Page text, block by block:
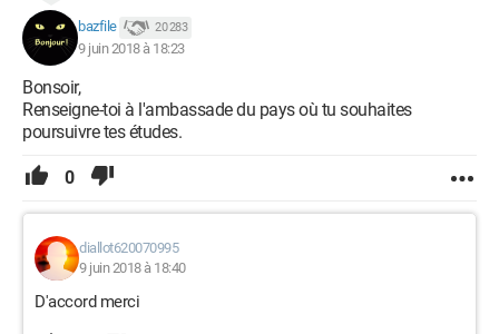
bazfile 20 283
9 juin 2018 à 18:23
Bonsoir,
Renseigne-toi à l'ambassade du pays où tu souhaites
poursuivre tes études.
0
diallot620070995
9 juin 2018 à 18:40
D'accord merci